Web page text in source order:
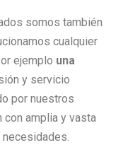
somos también
cualquier
ejemplo una
y servicio
por nuestros
con amplia y vasta